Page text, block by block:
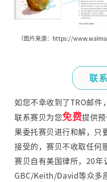
（图片来源： https://
联
如您不幸收到了TRO邮件
联系赛贝为您免费提供
果委托赛贝进行和解，只
接受的，赛贝不收取任何
赛贝自有美国律所，20年
GBC/Keith/David等众多